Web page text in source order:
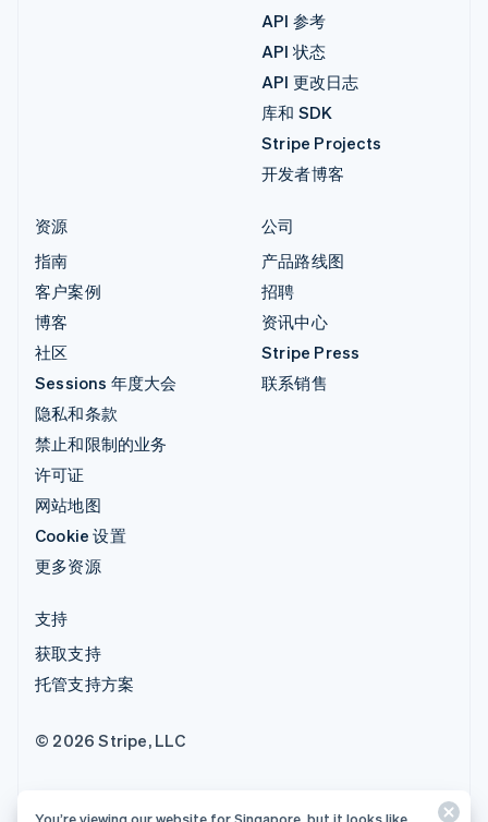
API 参考
API 状态
API 更改日志
库和 SDK
Stripe Projects
开发者博客
资源
指南
客户案例
博客
社区
Sessions 年度大会
隐私和条款
禁止和限制的业务
许可证
网站地图
Cookie 设置
更多资源
公司
产品路线图
招聘
资讯中心
Stripe Press
联系销售
支持
获取支持
托管支持方案
© 2026 Stripe, LLC
You’re viewing our website for Singapore, but it looks like